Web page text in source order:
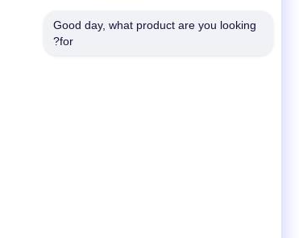
Good day, what product are you looking
for?